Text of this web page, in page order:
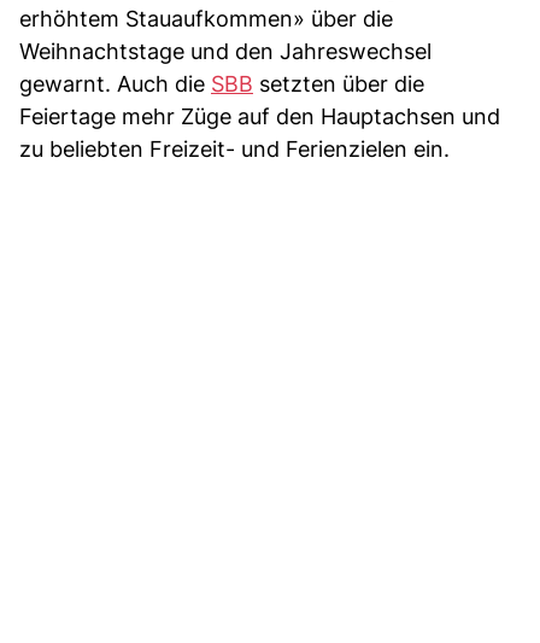
erhöhtem Stauaufkommen» über die
Weihnachtstage und den Jahreswechsel
gewarnt. Auch die SBB setzten über die
Feiertage mehr Züge auf den Hauptachsen und
zu beliebten Freizeit- und Ferienzielen ein.